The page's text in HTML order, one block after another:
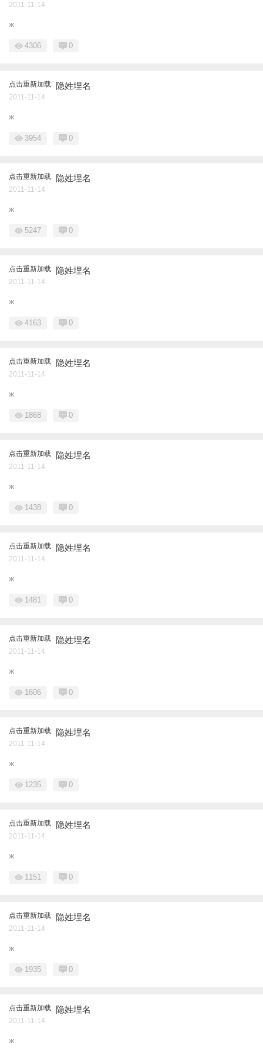
2011-11-14
ж
4306 0
点击重新加载 隐姓埋名
2011-11-14
ж
3954 0
点击重新加载 隐姓埋名
2011-11-14
ж
5247 0
点击重新加载 隐姓埋名
2011-11-14
ж
4163 0
点击重新加载 隐姓埋名
2011-11-14
ж
1868 0
点击重新加载 隐姓埋名
2011-11-14
ж
1438 0
点击重新加载 隐姓埋名
2011-11-14
ж
1481 0
点击重新加载 隐姓埋名
2011-11-14
ж
1606 0
点击重新加载 隐姓埋名
2011-11-14
ж
1235 0
点击重新加载 隐姓埋名
2011-11-14
ж
1151 0
点击重新加载 隐姓埋名
2011-11-14
ж
1935 0
点击重新加载 隐姓埋名
2011-11-14
ж